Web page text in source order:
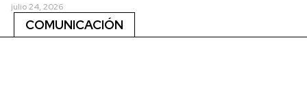
julio 24, 2026
COMUNICACIÓN